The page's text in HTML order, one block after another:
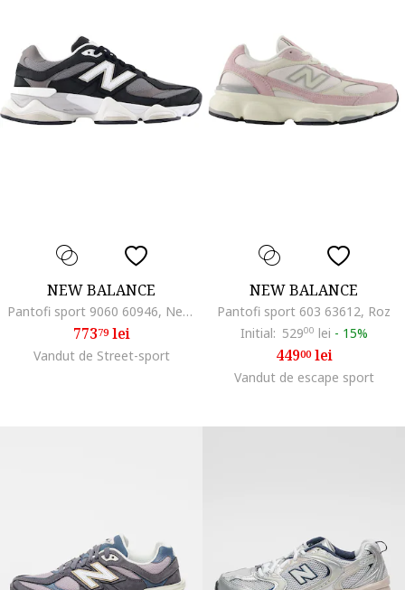
NEW BALANCE
Pantofi sport 9060 60946, Negru/Gri
77379lei
Vandut de Street-sport
NEW BALANCE
Pantofi sport 603 63612, Roz
Initial: 52900 lei - 15%
44900lei
Vandut de escape sport